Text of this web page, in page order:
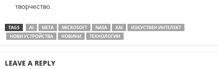
творчество.
TAGS AI META MICROSOFT NASA XAI
ИЗКУСТВЕН ИНТЕЛЕКТ
НОВИ УСТРОЙСТВА
НОВИНИ ТЕХНОЛОГИИ
LEAVE A REPLY